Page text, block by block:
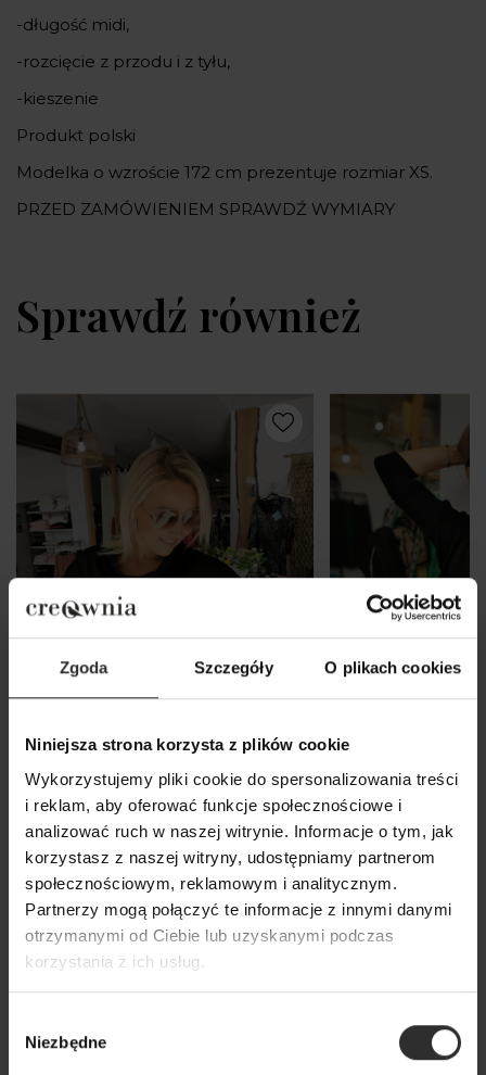
Zgoda Szczegóły O plikach cookies
Niniejsza strona korzysta z plików cookie
Wykorzystujemy pliki cookie do spersonalizowania treści
i reklam, aby oferować funkcje społecznościowe i
analizować ruch w naszej witrynie. Informacje o tym, jak
korzystasz z naszej witryny, udostępniamy partnerom
społecznościowym, reklamowym i analitycznym.
Partnerzy mogą połączyć te informacje z innymi danymi
otrzymanymi od Ciebie lub uzyskanymi podczas
korzystania z ich usług.
zgody
Niezbędne
-długość midi,
-rozcięcie z przodu i z tyłu,
-kieszenie
Produkt polski
Modelka o wzroście 172 cm prezentuje rozmiar XS.
PRZED ZAMÓWIENIEM SPRAWDŹ WYMIARY
Sprawdź również
Czarna Bawełniana Bluza o kroju
kimono asymetryczna Butterfly
Black
269,00 zł
Czarna
marszczeniem
Black
179,00 zł
Popularne produkty
Wybrane dla Ciebie z sercem i charakterem